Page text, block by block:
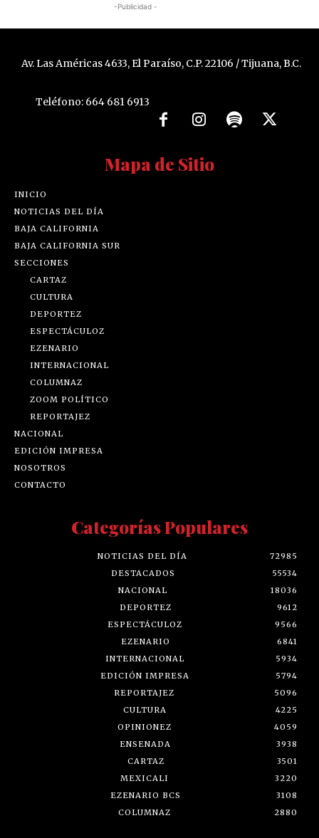
-Publicidad -
Av. Las Américas 4633, El Paraíso, C.P. 22106 / Tijuana, B.C.
Teléfono: 664 681 6913
Mapa de Sitio
INICIO
NOTICIAS DEL DÍA
BAJA CALIFORNIA
BAJA CALIFORNIA SUR
SECCIONES
CARTAZ
CULTURA
DEPORTEZ
ESPECTÁCULOZ
EZENARIO
INTERNACIONAL
COLUMNAZ
ZOOM POLÍTICO
REPORTAJEZ
NACIONAL
EDICIÓN IMPRESA
NOSOTROS
CONTACTO
Categorías Populares
NOTICIAS DEL DÍA
72985
DESTACADOS
55534
NACIONAL
18036
DEPORTEZ
9612
ESPECTÁCULOZ
9566
EZENARIO
6841
INTERNACIONAL
5934
EDICIÓN IMPRESA
5794
REPORTAJEZ
5096
CULTURA
4225
OPINIONEZ
4059
ENSENADA
3938
CARTAZ
3501
MEXICALI
3220
EZENARIO BCS
3108
COLUMNAZ
2880